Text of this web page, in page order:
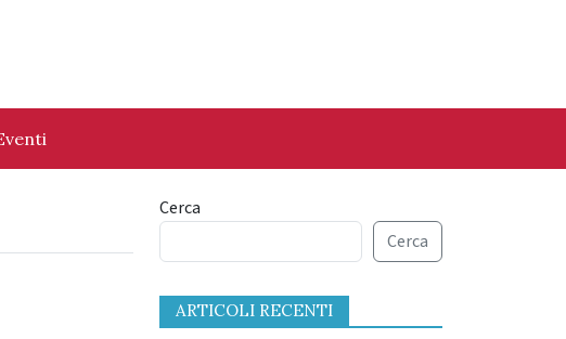
Cerca
Cerca
ARTICOLI RECENTI